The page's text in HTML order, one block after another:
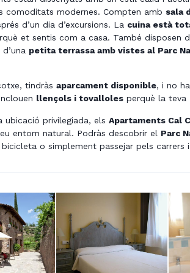
comoditats modernes. Compten amb sala
d’un dia d’excursions. La cuina està
et sentis com a casa. També disposen
petita terrassa amb vistes al Parc
tindràs aparcament disponible, i no
llençols i tovalloles perquè la teva
ubicació privilegiada, els Apartaments Cal
entorn natural. Podràs descobrir el Parc
bicicleta o simplement passejar pels